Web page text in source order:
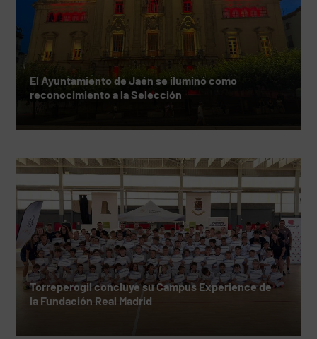
El Ayuntamiento de Jaén se iluminó como
reconocimiento a la Selección
Torreperogil concluye su Campus Experience de
la Fundación Real Madrid